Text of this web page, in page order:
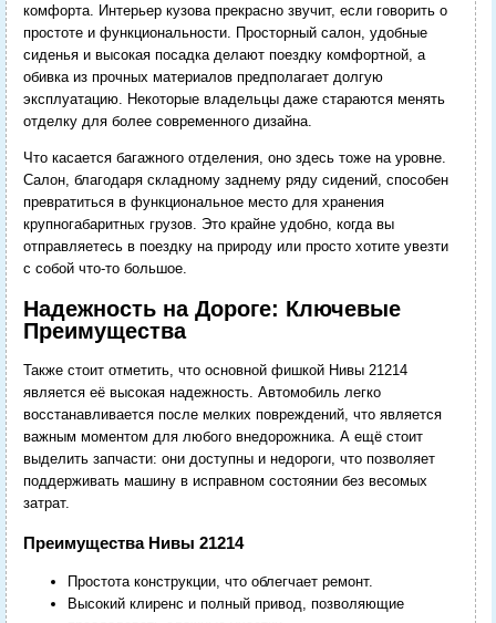
комфорта. Интерьер кузова прекрасно звучит, если говорить о
простоте и функциональности. Просторный салон, удобные
сиденья и высокая посадка делают поездку комфортной, а
обивка из прочных материалов предполагает долгую
эксплуатацию. Некоторые владельцы даже стараются менять
отделку для более современного дизайна.
Что касается багажного отделения, оно здесь тоже на уровне.
Салон, благодаря складному заднему ряду сидений, способен
превратиться в функциональное место для хранения
крупногабаритных грузов. Это крайне удобно, когда вы
отправляетесь в поездку на природу или просто хотите увезти
с собой что-то большое.
Надежность на Дороге: Ключевые
Преимущества
Также стоит отметить, что основной фишкой Нивы 21214
является её высокая надежность. Автомобиль легко
восстанавливается после мелких повреждений, что является
важным моментом для любого внедорожника. А ещё стоит
выделить запчасти: они доступны и недороги, что позволяет
поддерживать машину в исправном состоянии без весомых
затрат.
Преимущества Нивы 21214
Простота конструкции, что облегчает ремонт.
Высокий клиренс и полный привод, позволяющие